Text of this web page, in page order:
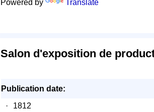
Powered by Translate
Salon d'exposition de
Publication date:
·
1812